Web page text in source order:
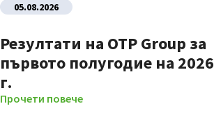
05.08.2026
Резултати на OTP Group за
първото полугодие на 2026
г.
Прочети повече